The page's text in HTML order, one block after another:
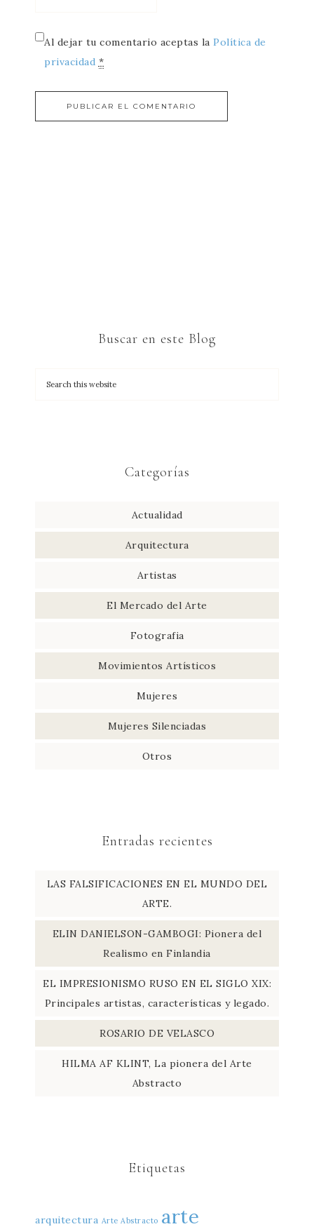
Al dejar tu comentario aceptas la Política de
privacidad *
Buscar en este Blog
Categorías
Actualidad
Arquitectura
Artistas
El Mercado del Arte
Fotografia
Movimientos Artísticos
Mujeres
Mujeres Silenciadas
Otros
Entradas recientes
LAS FALSIFICACIONES EN EL MUNDO DEL
ARTE.
ELIN DANIELSON-GAMBOGI: Pionera del
Realismo en Finlandia
EL IMPRESIONISMO RUSO EN EL SIGLO XIX:
Principales artistas, características y legado.
ROSARIO DE VELASCO
HILMA AF KLINT, La pionera del Arte
Abstracto
Etiquetas
arquitectura Arte Abstracto arte